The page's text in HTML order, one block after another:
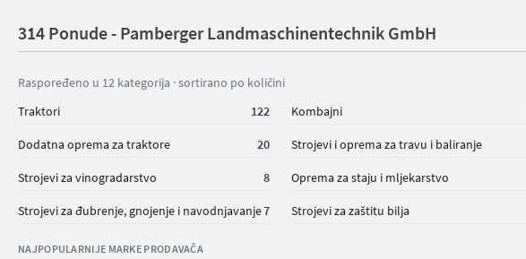
314 Ponude - Pamberger Landmaschinentechnik GmbH
Raspoređeno u 12 kategorija · sortirano po količini
Traktori
122 Kombajni
Dodatna oprema za traktore 20 Strojevi i oprema za travu i baliranje
Strojevi za vinogradarstvo 8 Oprema za staju i mljekarstvo
Strojevi za đubrenje, gnojenje i navodnjavanje7 Strojevi za zaštitu bilja
NAJPOPULARNIJE MARKE PRODAVAČA